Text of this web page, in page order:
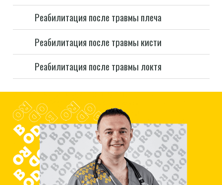
Реабилитация после травмы плеча
Реабилитация после травмы кисти
Реабилитация после травмы локтя